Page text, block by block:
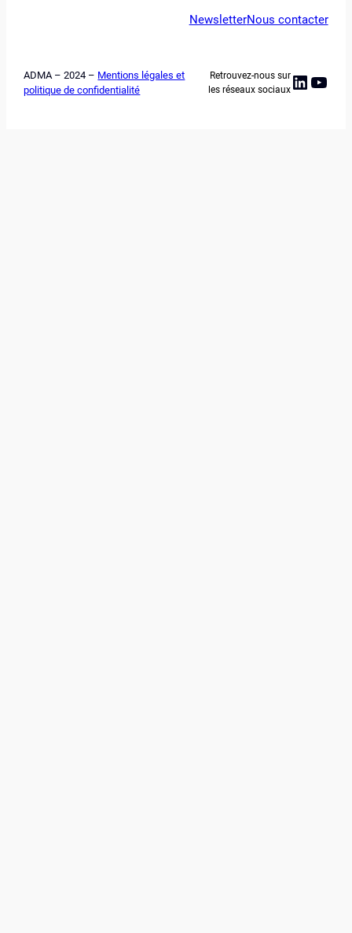
NewsletterNous contacter
ADMA – 2024 – Mentions légales et
politique de confidentialité
Retrouvez-nous sur
les réseaux sociaux